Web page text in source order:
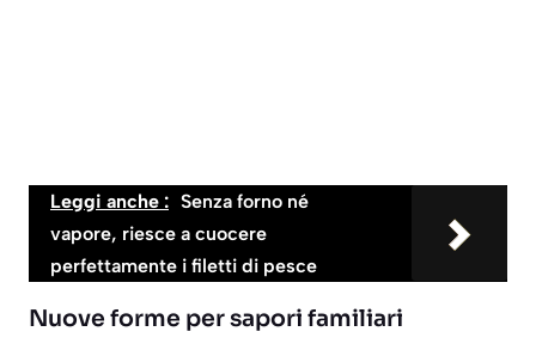
Leggi anche : Senza forno né
vapore, riesce a cuocere
perfettamente i filetti di pesce
Nuove forme per sapori familiari